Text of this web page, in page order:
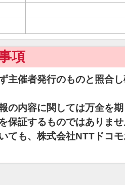
項
主催者発行のものと照合
の内容に関しては万全を期
保証するものではありま
ても、株式会社NTTドコ